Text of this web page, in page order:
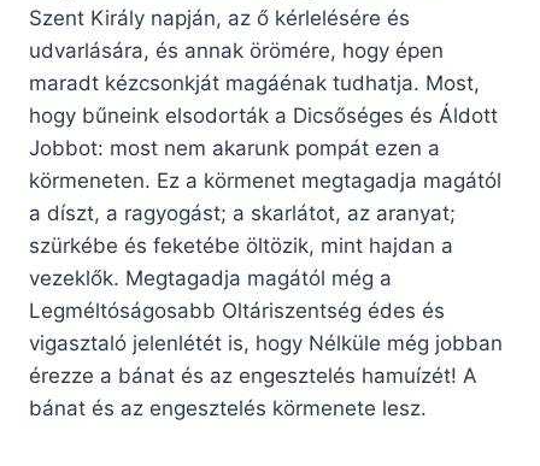
Szent Király napján, az ő kérlelésére és
udvarlására, és annak örömére, hogy épen
maradt kézcsonkját magáénak tudhatja. Most,
hogy bűneink elsodorták a Dicsőséges és Áldott
Jobbot: most nem akarunk pompát ezen a
körmeneten. Ez a körmenet megtagadja magától
a díszt, a ragyogást; a skarlátot, az aranyat;
szürkébe és feketébe öltözik, mint hajdan a
vezeklők. Megtagadja magától még a
Legméltóságosabb Oltáriszentség édes és
vigasztaló jelenlétét is, hogy Nélküle még jobban
érezze a bánat és az engesztelés hamuízét! A
bánat és az engesztelés körmenete lesz.